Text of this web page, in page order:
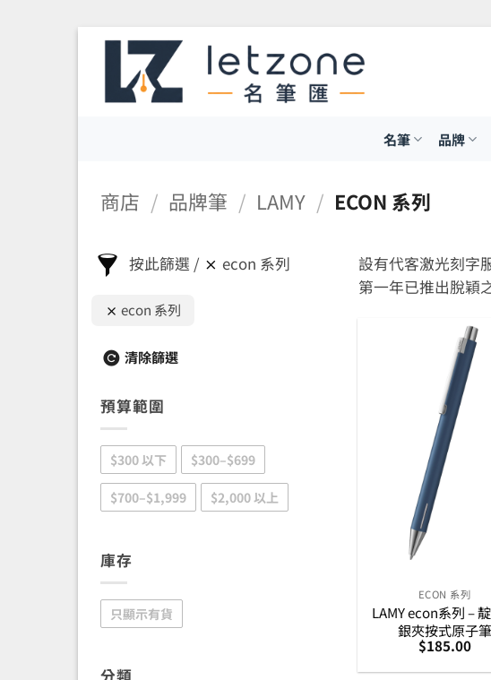
Skip
content
名筆 品牌
商店 / 品牌筆 / LAMY / ECON 系列
按此篩選 econ 系列
econ 系列
清除篩選
預算範圍
$300 以下 $300–$699
$700–$1,999 $2,000 以上
庫存
只顯示有貨
設有代客激光刻字
第一年已推出脫穎
ECON 系列
LAMY econ系列 –
銀夾按式原子筆
(4037296)
$185.00